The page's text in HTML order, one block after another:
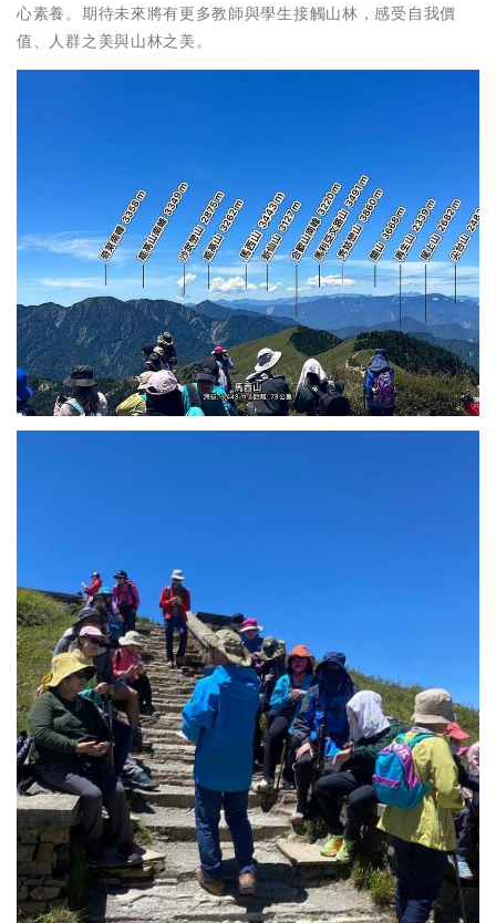
心素養。期待未來將有更多教師與學生接觸山林，感受自我價
值、人群之美與山林之美。